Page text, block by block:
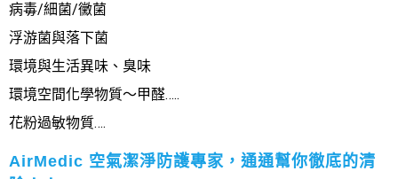
病毒/細菌/黴菌
浮游菌與落下菌
環境與生活異味、臭味
環境空間化學物質～甲醛…..
花粉過敏物質….
AirMedic 空氣潔淨防護專家，通通幫你徹底的清